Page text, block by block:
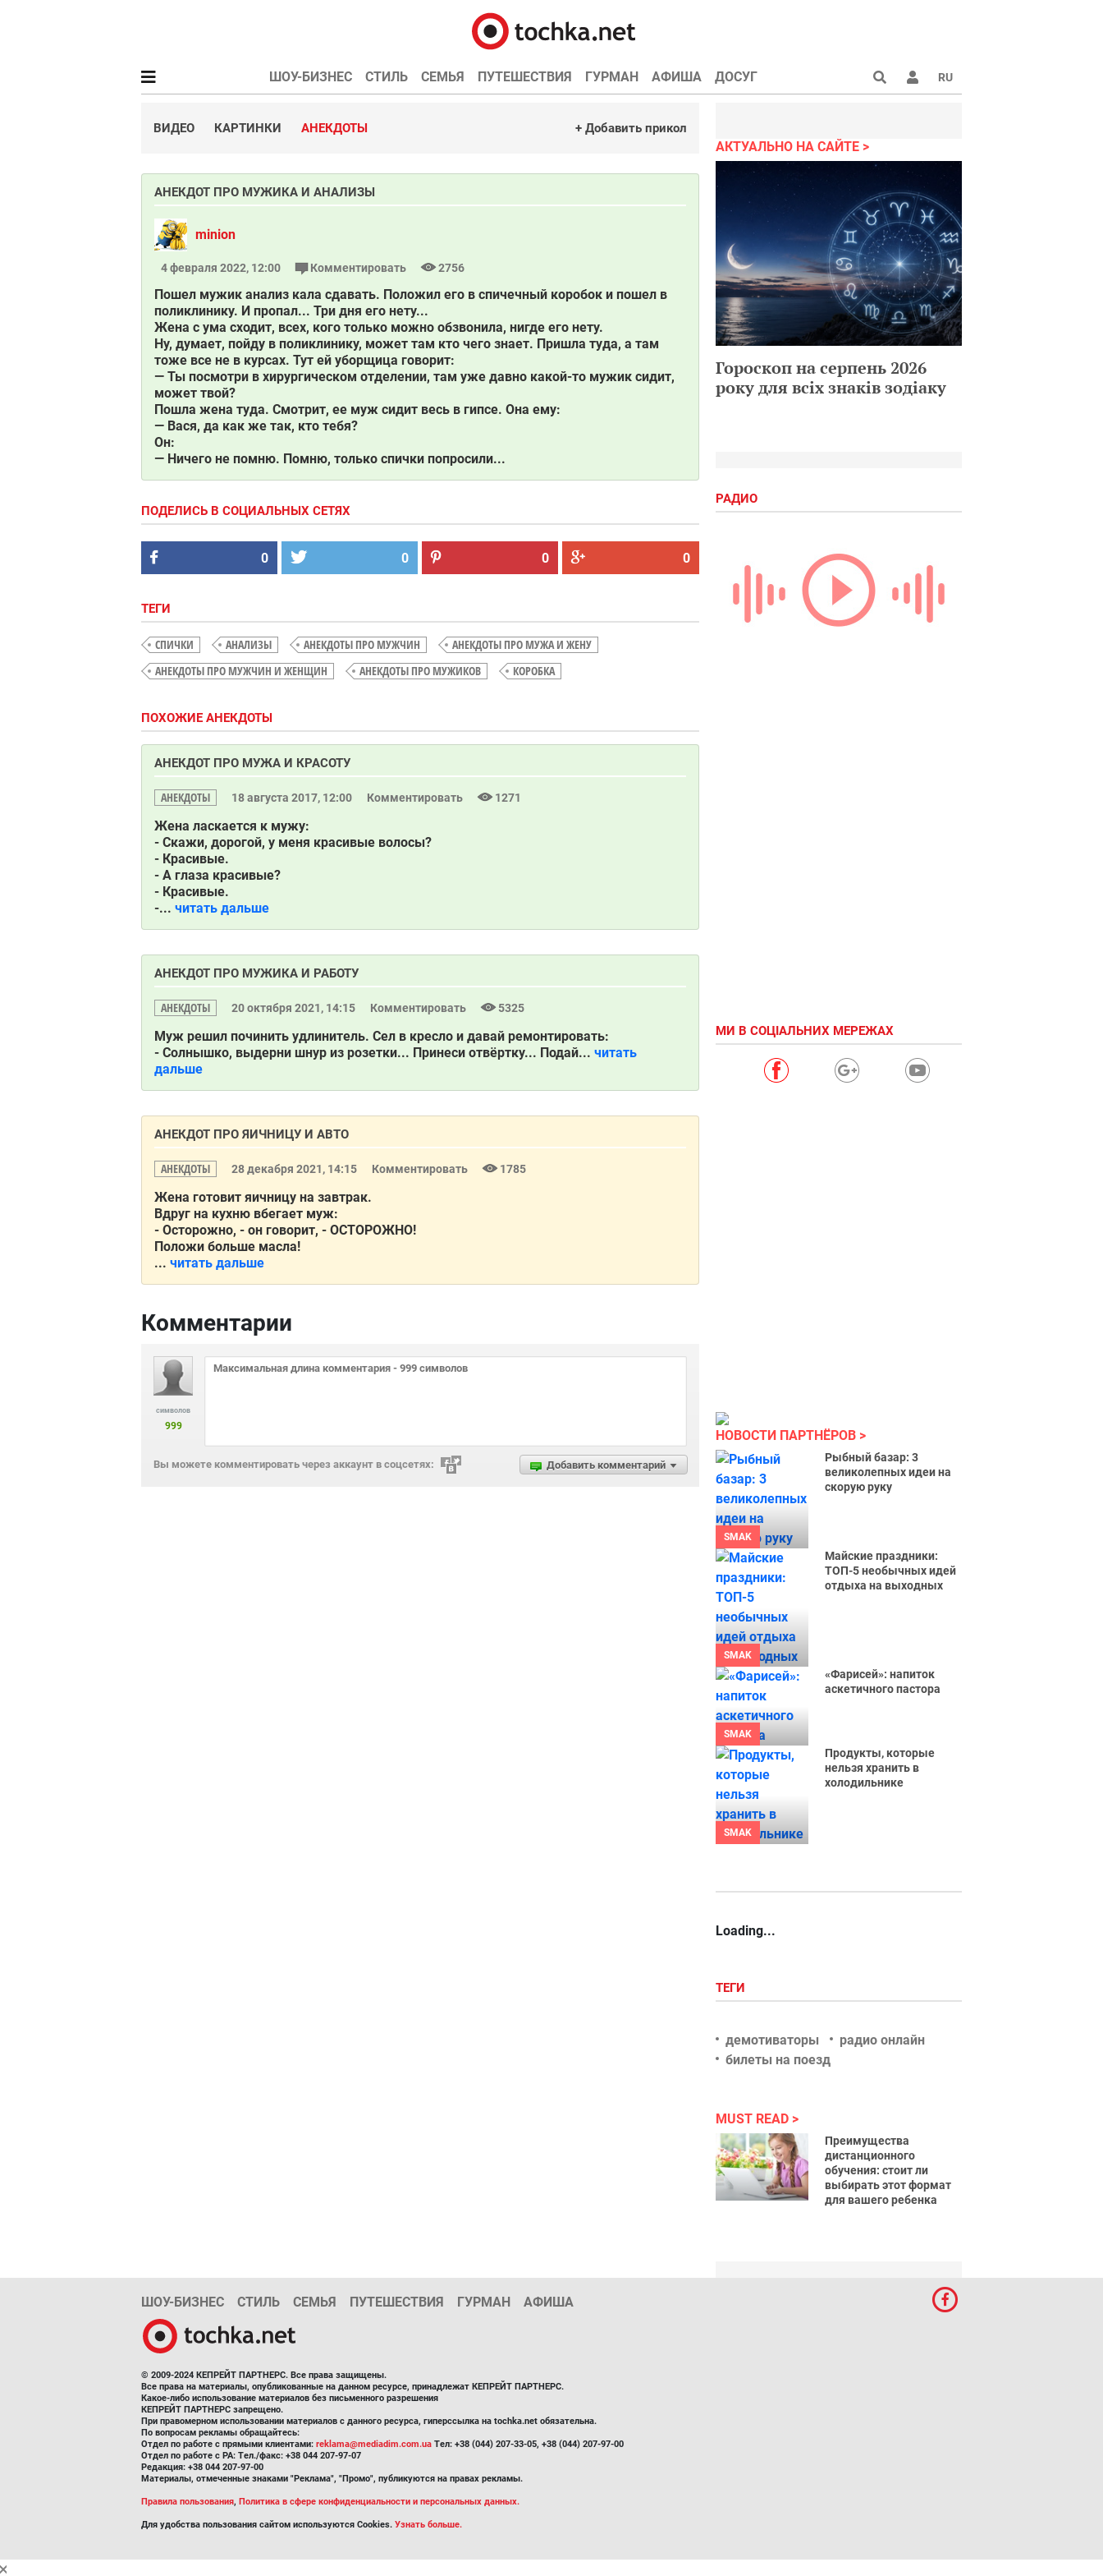
ШОУ-БИЗНЕС СТИЛЬ СЕМЬЯ ПУТЕШЕСТВИЯ ГУРМАН АФИША ДОСУГ RU
ВИДЕО КАРТИНКИ АНЕКДОТЫ + Добавить прикол
АНЕКДОТ ПРО МУЖИКА И АНАЛИЗЫ
minion
4 февраля 2022, 12:00 Комментировать 2756
Пошел мужик анализ кала сдавать. Положил его в спичечный коробок и пошел в
поликлинику. И пропал... Три дня его нету...
Жена с ума сходит, всех, кого только можно обзвонила, нигде его нету.
Ну, думает, пойду в поликлинику, может там кто чего знает. Пришла туда, а там
тоже все не в курсах. Тут ей уборщица говорит:
— Ты посмотри в хирургическом отделении, там уже давно какой-то мужик сидит,
может твой?
Пошла жена туда. Смотрит, ее муж сидит весь в гипсе. Она ему:
— Вася, да как же так, кто тебя?
Он:
— Ничего не помню. Помню, только спички попросили...
ПОДЕЛИСЬ В СОЦИАЛЬНЫХ СЕТЯХ
0 0 0 0
ТЕГИ
СПИЧКИ АНАЛИЗЫ АНЕКДОТЫ ПРО МУЖЧИН
АНЕКДОТЫ ПРО МУЖА И ЖЕНУ
АНЕКДОТЫ ПРО МУЖЧИН И ЖЕНЩИН
АНЕКДОТЫ ПРО МУЖИКОВ КОРОБКА
ПОХОЖИЕ АНЕКДОТЫ
АНЕКДОТ ПРО МУЖА И КРАСОТУ
АНЕКДОТЫ 18 августа 2017, 12:00 Комментировать 1271
Жена ласкается к мужу:
- Скажи, дорогой, у меня красивые волосы?
- Красивые.
- А глаза красивые?
- Красивые.
-... читать дальше
АНЕКДОТ ПРО МУЖИКА И РАБОТУ
АНЕКДОТЫ 20 октября 2021, 14:15 Комментировать 5325
Муж решил починить удлинитель. Сел в кресло и давай ремонтировать:
- Солнышко, выдерни шнур из розетки... Принеси отвёртку... Подай... читать
дальше
АНЕКДОТ ПРО ЯИЧНИЦУ И АВТО
АНЕКДОТЫ 28 декабря 2021, 14:15 Комментировать 1785
Жена готовит яичницу на завтрак.
Вдруг на кухню вбегает муж:
- Осторожно, - он говорит, - ОСТОРОЖНО!
Положи больше масла!
... читать дальше
Комментарии
символов
999
Добавить комментарий
Вы можете комментировать через аккаунт в соцсетях:
АКТУАЛЬНО НА САЙТЕ
Гороскоп на серпень 2026
року для всіх знаків зодіаку
РАДИО
МИ В СОЦІАЛЬНИХ МЕРЕЖАХ
НОВОСТИ ПАРТНЁРОВ
SMAK
Рыбный базар: 3
великолепных идеи на
скорую руку
SMAK
Майские праздники:
ТОП-5 необычных идей
отдыха на выходных
SMAK
«Фарисей»: напиток
аскетичного пастора
SMAK
Продукты, которые
нельзя хранить в
холодильнике
Loading...
ТЕГИ
демотиваторы
радио онлайн
билеты на поезд
MUST READ
Преимущества
дистанционного
обучения: стоит ли
выбирать этот формат
для вашего ребенка
ШОУ-БИЗНЕС СТИЛЬ СЕМЬЯ ПУТЕШЕСТВИЯ ГУРМАН АФИША
© 2009-2024 КЕПРЕЙТ ПАРТНЕРС. Все права защищены.
Все права на материалы, опубликованные на данном ресурсе, принадлежат КЕПРЕЙТ ПАРТНЕРС.
Какое-либо использование материалов без письменного разрешения
КЕПРЕЙТ ПАРТНЕРС запрещено.
При правомерном использовании материалов с данного ресурса, гиперссылка на tochka.net обязательна.
По вопросам рекламы обращайтесь:
Отдел по работе с прямыми клиентами: reklama@mediadim.com.ua Тел: +38 (044) 207-33-05, +38 (044) 207-97-00
Отдел по работе с РА: Тел./факс: +38 044 207-97-07
Редакция: +38 044 207-97-00
Материалы, отмеченные знаками "Реклама", "Промо", публикуются на правах рекламы.
Правила пользования, Политика в сфере конфиденциальности и персональных данных.
Для удобства пользования сайтом используются Cookies. Узнать больше.